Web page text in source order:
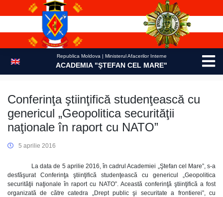
Republica Moldova | Ministerul Afacerilor Interne
ACADEMIA "ŞTEFAN CEL MARE"
Conferinţa ştiinţifică studenţească cu
genericul „Geopolitica securităţii
naţionale în raport cu NATO”
5 aprilie 2016
La data de 5 aprilie 2016, în cadrul Academiei „Ştefan cel Mare”, s-a
desfăşurat Conferinţa ştiinţifică studenţească cu genericul „Geopolitica
securităţii naţionale în raport cu NATO”. Această conferinţă ştiinţifică a fost
organizată de către catedra „Drept public şi securitate a frontierei”, cu